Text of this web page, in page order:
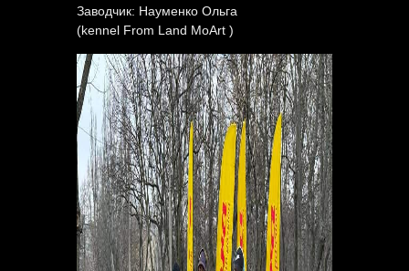
Заводчик: Науменко Ольга
(kennel From Land MoArt )